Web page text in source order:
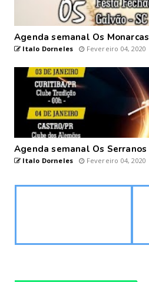
Agenda semanal Os Monarcas
Italo Dorneles Fevereiro 04, 2020
Agenda semanal Os Serranos
Italo Dorneles Fevereiro 04, 2020